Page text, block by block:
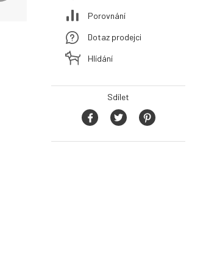
Porovnání
Dotaz prodejci
Hlídání
Sdílet